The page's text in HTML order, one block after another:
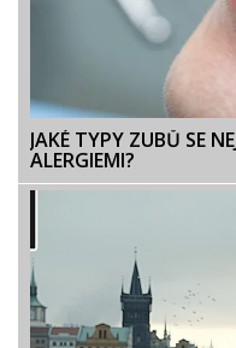
JAKÉ TYPY ZUBŮ SE
ALERGIEMI?